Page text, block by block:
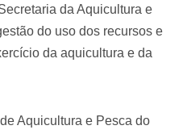
da Aquicultura e
do uso dos recursos e
da aquicultura e da
Aquicultura e Pesca do